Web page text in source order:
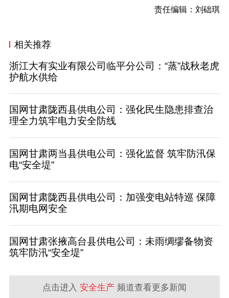
责任编辑：刘础琪
相关推荐
浙江大有实业有限公司临平分公司：“蒸”战秋老虎
护航水供给
国网甘肃陇西县供电公司：强化民生隐患排查治
理全力筑牢电力安全防线
国网甘肃两当县供电公司：强化监督 筑牢防汛保
电“安全堤”
国网甘肃陇西县供电公司：加强变电站特巡 保障
汛期电网安全
国网甘肃张掖高台县供电公司：未雨绸缪备物资
筑牢防汛“安全堤”
点击进入 安全生产 频道查看更多新闻